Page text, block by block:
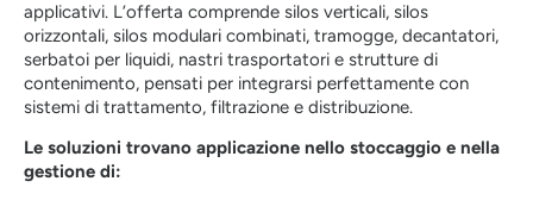
applicativi. L’offerta comprende silos verticali, silos
orizzontali, silos modulari combinati, tramogge, decantatori,
serbatoi per liquidi, nastri trasportatori e strutture di
contenimento, pensati per integrarsi perfettamente con
sistemi di trattamento, filtrazione e distribuzione.
Le soluzioni trovano applicazione nello stoccaggio e nella
gestione di: